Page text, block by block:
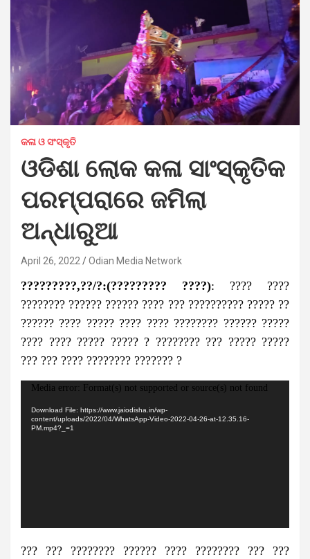
କଳା ଓ ସଂସ୍କୃତି
ଓଡିଶା ଲୋକ କଳା ସାଂସ୍କୃତିକ
ପରମ୍ପରାରେ ଜମିଲା
ଅନ୍ଧାରୁଆ
April 26, 2022 Odian Media Network
?????????,??/?:(????????? ????): ???? ????
???????? ?????? ?????? ???? ??? ?????????? ????? ??
?????? ???? ????? ???? ???? ???????? ?????? ?????
???? ???? ????? ????? ? ???????? ??? ????? ?????
??? ??? ???? ???????? ??????? ?
Video
Media error: Format(s) not supported or source(s) not found
Download File: https://www.jaiodisha.in/wp-
content/uploads/2022/04/WhatsApp-Video-2022-04-26-at-12.35.16-
PM.mp4?_=1
??? ??? ???????? ?????? ???? ???????? ??? ???